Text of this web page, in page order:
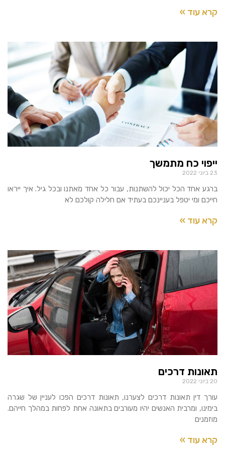
קרא עוד »
ייפוי כח מתמשך
23 ביוני 2022
ברגע אחד הכל יכול להשתנות, עבור כל אחד מאתנו ובכל גיל. איך ייראו
חייכם ומי יטפל בעניינכם בעתיד אם חלילה קולכם לא
קרא עוד »
תאונות דרכים
20 ביוני 2022
עורך דין תאונות דרכים לצערנו, תאונות דרכים הפכו לעניין של שגרה
בימינו, ומרבית האנשים יהיו מעורבים בתאונה אחת לפחות במהלך חייהם.
מוזמנים
קרא עוד »